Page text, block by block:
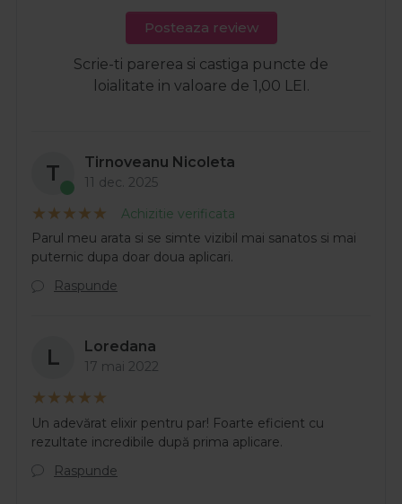
Posteaza review
Scrie-ti parerea si castiga puncte de
loialitate in valoare de 1,00 LEI.
T Tirnoveanu Nicoleta
11 dec. 2025
Achizitie verificata
Parul meu arata si se simte vizibil mai sanatos si mai
puternic dupa doar doua aplicari.
Raspunde
L Loredana
17 mai 2022
Un adevărat elixir pentru par! Foarte eficient cu
rezultate incredibile după prima aplicare.
Raspunde